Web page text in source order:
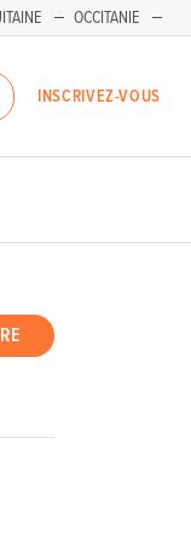
OCCITANIE
INSCRIVEZ-VOUS